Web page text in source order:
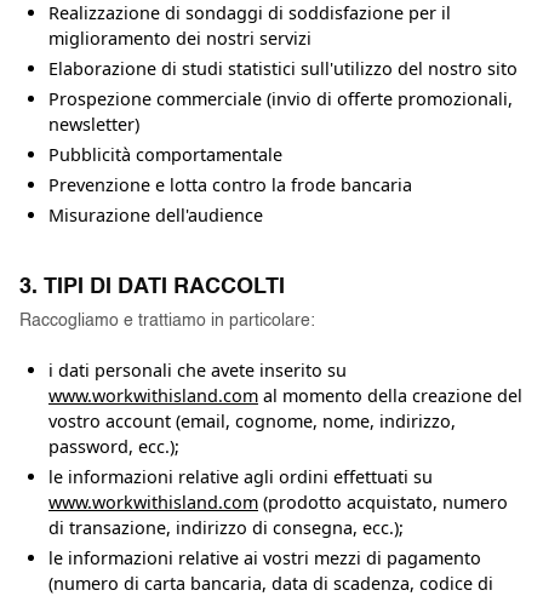
Realizzazione di sondaggi di soddisfazione per il
miglioramento dei nostri servizi
Elaborazione di studi statistici sull'utilizzo del nostro sito
Prospezione commerciale (invio di offerte promozionali,
newsletter)
Pubblicità comportamentale
Prevenzione e lotta contro la frode bancaria
Misurazione dell'audience
3. TIPI DI DATI RACCOLTI
Raccogliamo e trattiamo in particolare:
i dati personali che avete inserito su
www.workwithisland.com al momento della creazione del
vostro account (email, cognome, nome, indirizzo,
password, ecc.);
le informazioni relative agli ordini effettuati su
www.workwithisland.com (prodotto acquistato, numero
di transazione, indirizzo di consegna, ecc.);
le informazioni relative ai vostri mezzi di pagamento
(numero di carta bancaria, data di scadenza, codice di